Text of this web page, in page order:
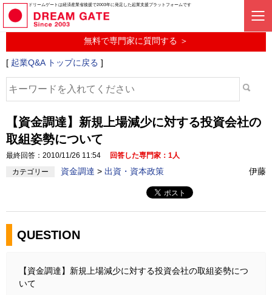
ドリームゲートは経済産業省後援で2003年に発足した起業支援プラットフォームです
起業に関するみんなの質問投稿サービス
起業Q&A
無料で専門家に質問する ＞
[ 起業Q&A トップに戻る ]
【資金調達】新規上場減少に対する投資会社の
取組姿勢について
最終回答：2010/11/26 11:54
回答した専門家：1人
カテゴリー
資金調達 > 出資・資本政策 伊藤
QUESTION
【資金調達】新規上場減少に対する投資会社の取組姿勢につ
いて